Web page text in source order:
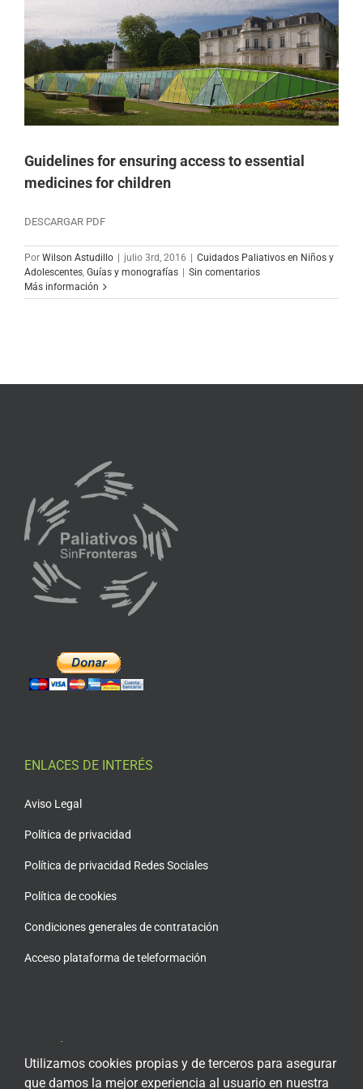
Guidelines for ensuring access to essential
medicines for children
DESCARGAR PDF
Por Wilson Astudillo julio 3rd, 2016
Cuidados Paliativos en Niños y
Adolescentes, Guías y monografías
Sin comentarios
Más información
ENLACES DE INTERÉS
Aviso Legal
Política de privacidad
Política de privacidad Redes Sociales
Política de cookies
Condiciones generales de contratación
Acceso plataforma de teleformación
Utilizamos cookies propias y de terceros para asegurar
que damos la mejor experiencia al usuario en nuestra